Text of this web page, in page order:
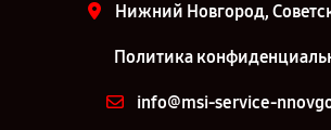
Нижний Новгород,
Политика
info@msi-service-